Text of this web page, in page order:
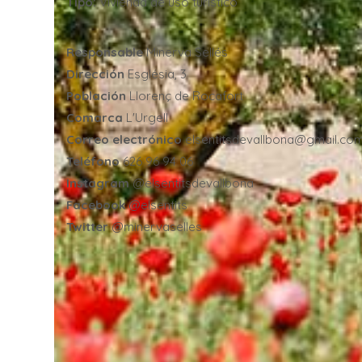
ResponsableMinerva Sellés
Dirección Església, 3
Población Llorenç de Rocafort
Comarca L'Urgell
Correo electrónico
Teléfono626 96 94 06
Instagram@elsentitsdevallbona
Facebook@elsentits
Twitter@minervaselles